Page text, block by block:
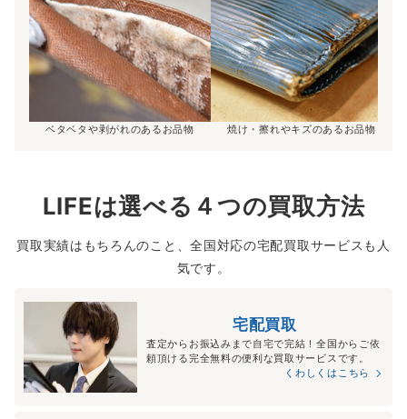
ベタベタや剥がれのあるお品物 焼け・擦れやキズのあるお品物
LIFEは選べる４つの買取方法
買取実績はもちろんのこと、全国対応の宅配買取サービスも人
気です。
宅配買取
査定からお振込みまで自宅で完結！全国からご依
頼頂ける完全無料の便利な買取サービスです。
くわしくはこちら